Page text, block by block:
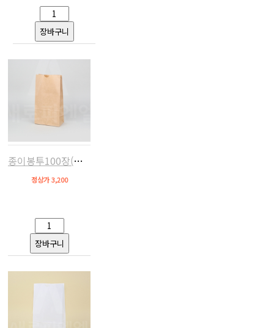
종이봉투100장(크라프트,127x80x248)
정상가 3,200